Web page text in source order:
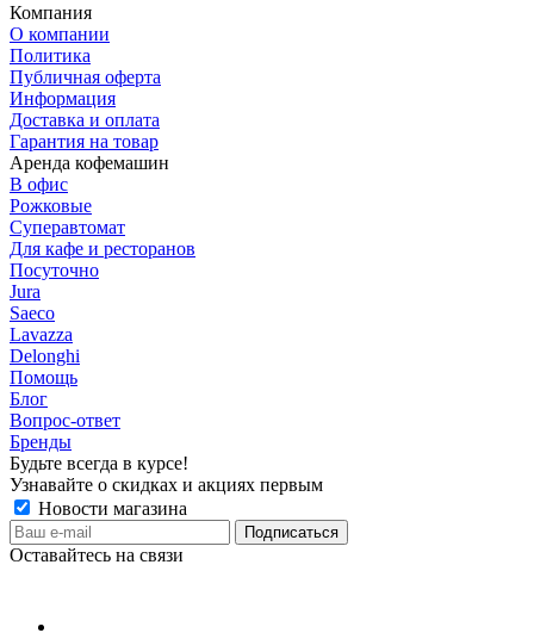
Компания
О компании
Политика
Публичная оферта
Информация
Доставка и оплата
Гарантия на товар
Аренда кофемашин
В офис
Рожковые
Суперавтомат
Для кафе и ресторанов
Посуточно
Jura
Saeco
Lavazza
Delonghi
Помощь
Блог
Вопрос-ответ
Бренды
Будьте всегда в курсе!
Узнавайте о скидках и акциях первым
Новости магазина
Оставайтесь на связи